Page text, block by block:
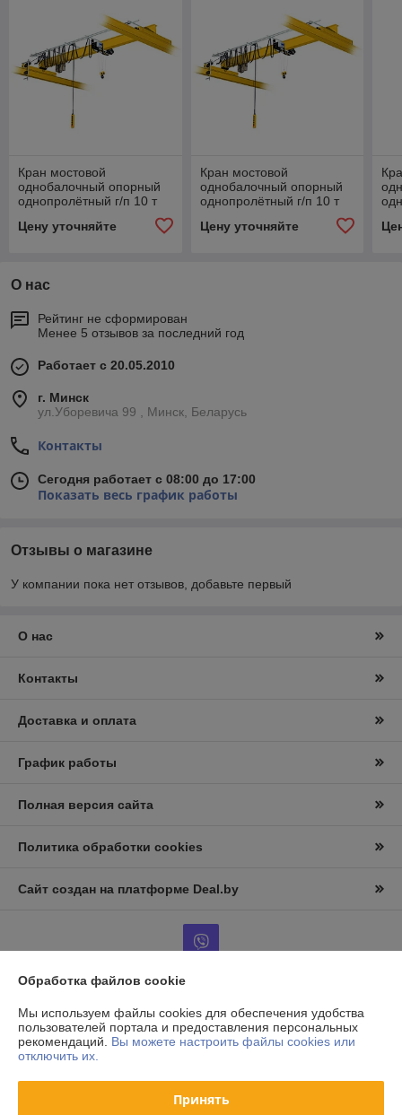
Кран мостовой
однобалочный опорный
однопролётный г/п 10 т
Цену уточняйте
Кран мостовой
однобалочный опорный
однопролётный г/п 10 т
Цену уточняйте
О нас
Рейтинг не сформирован
Менее 5 отзывов за последний год
Работает с 20.05.2010
г. Минск
ул.Уборевича 99 , Минск, Беларусь
Контакты
Сегодня работает с 08:00 до 17:00
Показать весь график работы
Отзывы о магазине
У компании пока нет отзывов, добавьте первый
О нас
Контакты
Доставка и оплата
График работы
Полная версия сайта
Политика обработки cookies
Сайт создан на платформе Deal.by
Информация для покупателя
Юридическое лицо:ООО «АльтернативаСервисТорг»
РБ, г.Минск, ул. Уборевича 99
Регистрационный номер ЕГР: 193006870
Обработка файлов cookie
Мы используем файлы cookies для обеспечения удобства
пользователей портала и предоставления персональных
рекомендаций. Вы можете настроить файлы cookies или
отключить их.
Принять